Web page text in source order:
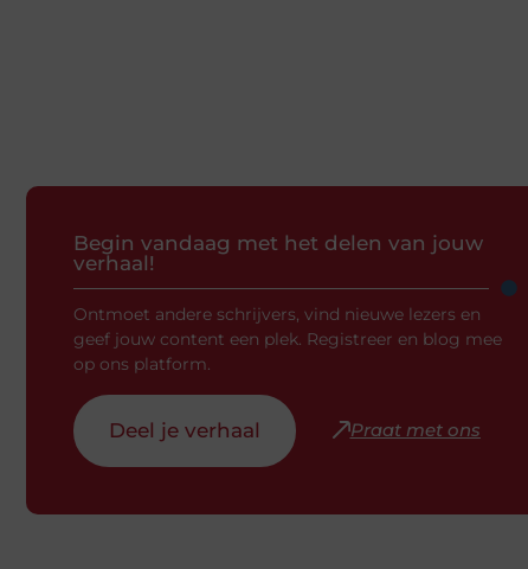
Begin vandaag met het delen van jouw
verhaal!
Ontmoet andere schrijvers, vind nieuwe lezers en
geef jouw content een plek. Registreer en blog mee
op ons platform.
Deel je verhaal Praat met ons